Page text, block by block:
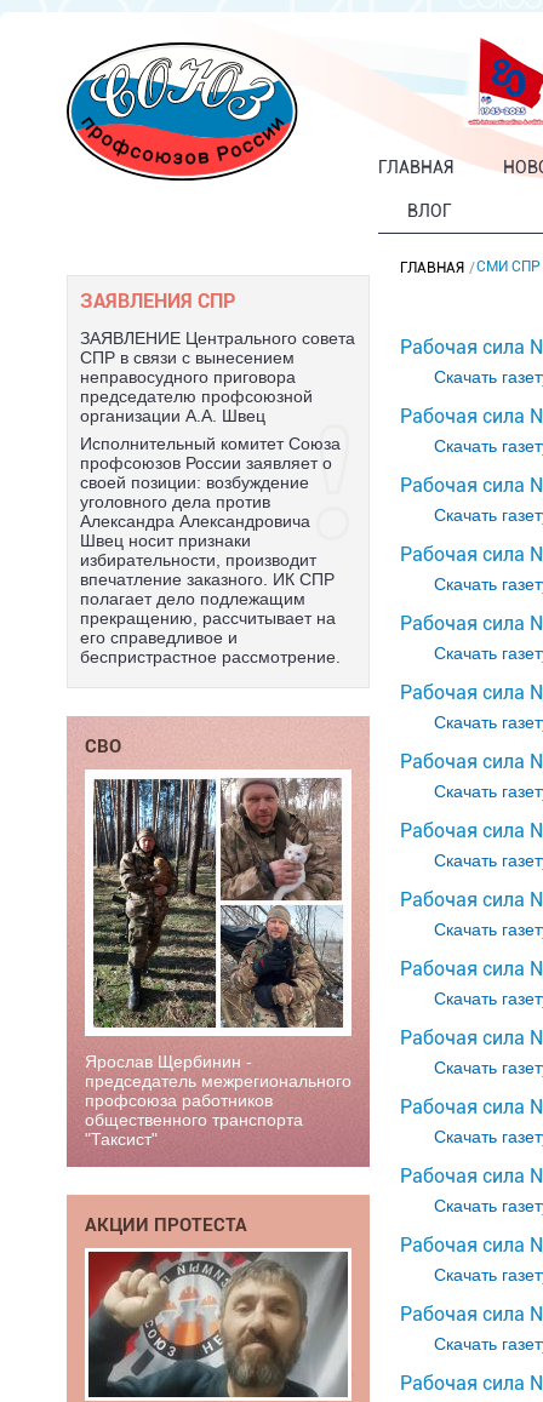
ГЛАВНАЯ
ВЛОГ
ЗАЯВЛЕНИЯ СПР
ЗАЯВЛЕНИЕ Центрального совета
СПР в связи с вынесением
неправосудного приговора
председателю профсоюзной
организации А.А. Швец
Исполнительный комитет Союза
профсоюзов России заявляет о
своей позиции: возбуждение
уголовного дела против
Александра Александровича
Швец носит признаки
избирательности, производит
впечатление заказного. ИК СПР
полагает дело подлежащим
прекращению, рассчитывает на
его справедливое и
беспристрастное рассмотрение.
СВО
Ярослав Щербинин -
председатель межрегионального
профсоюза работников
общественного транспорта
"Таксист"
АКЦИИ ПРОТЕСТА
ГЛАВНАЯ СМИ СПР
Рабочая сила
Скачать
Рабочая сила
Скачать
Рабочая сила
Скачать
Рабочая сила
Скачать
Рабочая сила
Скачать
Рабочая сила
Скачать
Рабочая сила
Скачать
Рабочая сила
Скачать
Рабочая сила
Скачать
Рабочая сила
Скачать
Рабочая сила
Скачать
Рабочая сила
Скачать
Рабочая сила
Скачать
Рабочая сила
Скачать
Рабочая сила
Скачать
Рабочая сила